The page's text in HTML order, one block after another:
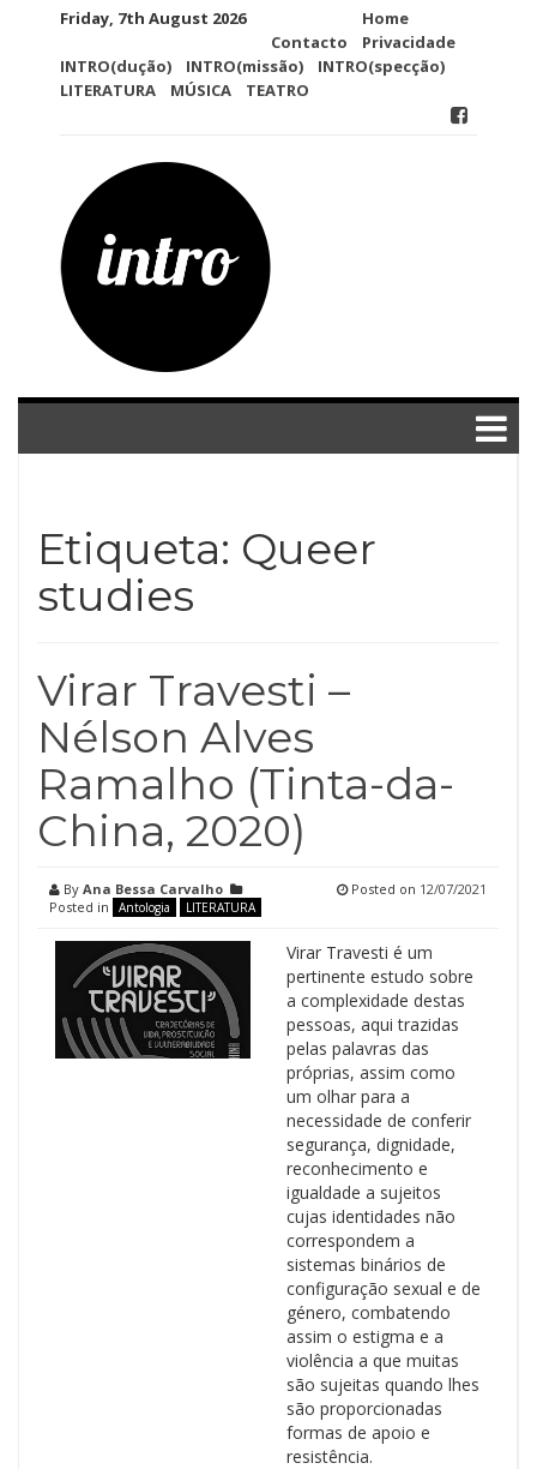
Friday, 7th August 2026
Contacto
Home
Privacidade
INTRO(dução)
INTRO(missão)
INTRO(specção)
LITERATURA
MÚSICA TEATRO
Etiqueta: Queer
studies
Virar Travesti –
Nélson Alves
Ramalho (Tinta-da-
China, 2020)
By Ana Bessa Carvalho
Posted in
Antologia LITERATURA
Posted on 12/07/2021
Virar Travesti é um
pertinente estudo sobre
a complexidade destas
pessoas, aqui trazidas
pelas palavras das
próprias, assim como
um olhar para a
necessidade de conferir
segurança, dignidade,
reconhecimento e
igualdade a sujeitos
cujas identidades não
correspondem a
sistemas binários de
configuração sexual e de
género, combatendo
assim o estigma e a
violência a que muitas
são sujeitas quando lhes
são proporcionadas
formas de apoio e
resistência.